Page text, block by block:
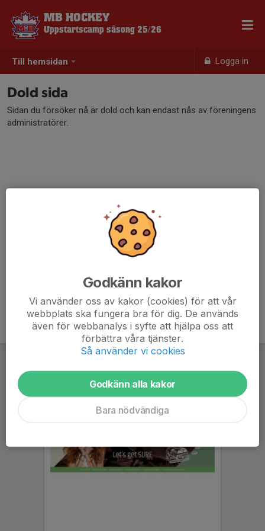
Till hemsidan Logga in
MB HOCKEY
Uppstartscamp säsong 25/26
Dold sida
Sidan du försöker nå är dold och kan endast nås av föreningens
administratörer.
Godkänn kakor
Vi använder oss av kakor (cookies) för att vår
webbplats ska fungera bra för dig. De används
även för webbanalys i syfte att hjälpa oss att
förbättra våra tjänster.
Så använder vi cookies
Godkänn alla kakor
Bara nödvändiga